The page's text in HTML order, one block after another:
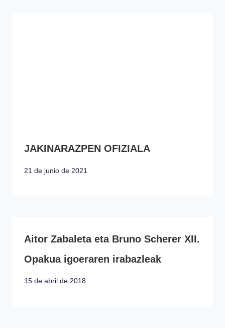
JAKINARAZPEN OFIZIALA
21 de junio de 2021
Aitor Zabaleta eta Bruno Scherer XII.
Opakua igoeraren irabazleak
15 de abril de 2018